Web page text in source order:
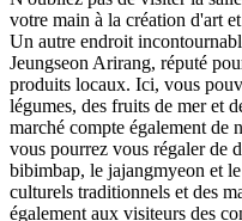
votre main à la création d'art
Un autre endroit
Jeungseon Arirang, réputé
produits locaux. Ici, vous
légumes, des fruits de mer et
marché compte également de
vous pourrez vous régaler de
bibimbap, le jajangmyeon et
culturels traditionnels et des
également aux visiteurs des